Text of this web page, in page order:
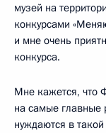
музей на
конкурсами
и мне очень
конкурса.
Мне кажется, что
на самые главные
нуждаются в